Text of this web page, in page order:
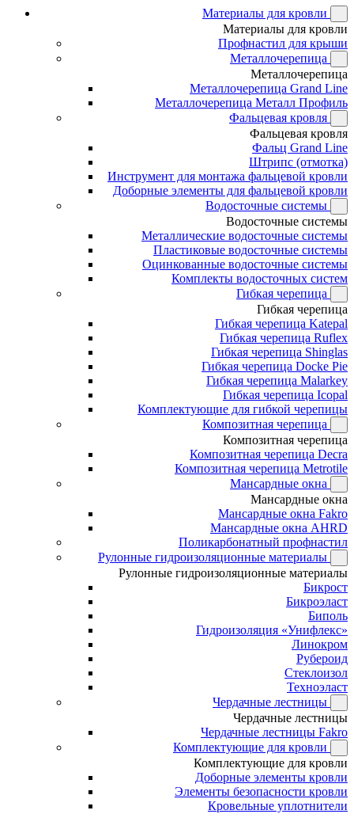
Материалы для кровли
Материалы для кровли
Профнастил для крыши
Металлочерепица
Металлочерепица
Металлочерепица Grand Line
Металлочерепица Металл Профиль
Фальцевая кровля
Фальцевая кровля
Фальц Grand Line
Штрипс (отмотка)
Инструмент для монтажа фальцевой кровли
Доборные элементы для фальцевой кровли
Водосточные системы
Водосточные системы
Металлические водосточные системы
Пластиковые водосточные системы
Оцинкованные водосточные системы
Комплекты водосточных систем
Гибкая черепица
Гибкая черепица
Гибкая черепица Katepal
Гибкая черепица Ruflex
Гибкая черепица Shinglas
Гибкая черепица Docke Pie
Гибкая черепица Malarkey
Гибкая черепица Icopal
Комплектующие для гибкой черепицы
Композитная черепица
Композитная черепица
Композитная черепица Decra
Композитная черепица Metrotile
Мансардные окна
Мансардные окна
Мансардные окна Fakro
Мансардные окна AHRD
Поликарбонатный профнастил
Рулонные гидроизоляционные материалы
Рулонные гидроизоляционные материалы
Бикрост
Бикроэласт
Биполь
Гидроизоляция «Унифлекс»
Линокром
Рубероид
Стеклоизол
Техноэласт
Чердачные лестницы
Чердачные лестницы
Чердачные лестницы Fakro
Комплектующие для кровли
Комплектующие для кровли
Доборные элементы кровли
Элементы безопасности кровли
Кровельные уплотнители